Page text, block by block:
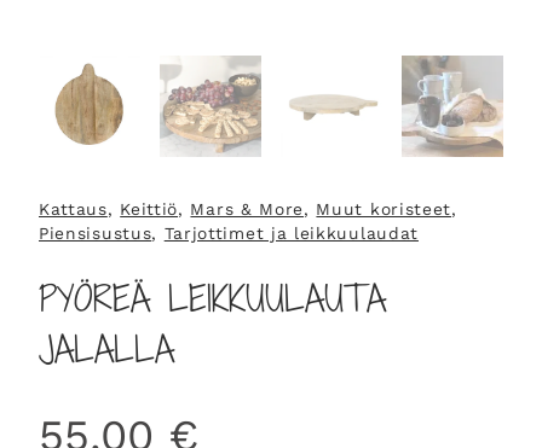
Kattaus, Keittiö, Mars & More, Muut koristeet
Piensisustus, Tarjottimet ja leikkuulaudat
PYÖREÄ LEIKKUULAUTA
JALALLA
55,00 €